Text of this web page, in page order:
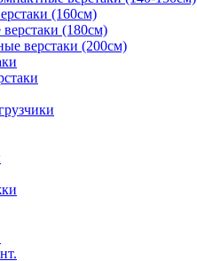
(160см)
(180см)
верстаки (200см)